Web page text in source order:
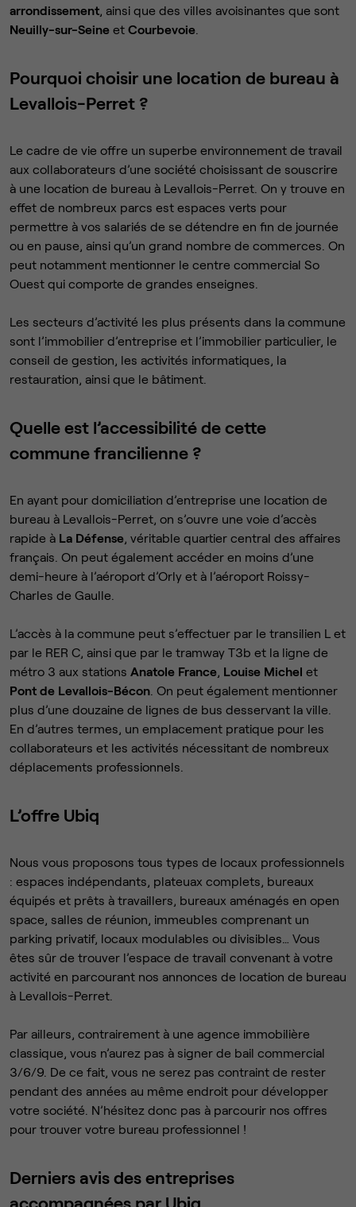
arrondissement, ainsi que des villes avoisinantes que sont
Neuilly-sur-Seine et Courbevoie
Pourquoi choisir une location de bureau à
Levallois-Perret ?
Le cadre de vie offre un superbe environnement de travail
aux collaborateurs d’une société choisissant de souscrire
à une location de bureau à Levallois-Perret. On y trouve en
effet de nombreux parcs est espaces verts pour
permettre à vos salariés de se détendre en fin de journée
ou en pause, ainsi qu’un grand nombre de commerces. On
peut notamment mentionner le centre commercial So
Ouest qui comporte de grandes enseignes.
Les secteurs d’activité les plus présents dans la commune
sont l’immobilier d’entreprise et l’immobilier particulier, le
conseil de gestion, les activités informatiques, la
restauration, ainsi que le bâtiment.
Quelle est l’accessibilité de cette
commune francilienne ?
En ayant pour domiciliation d’entreprise une location de
bureau à Levallois-Perret, on s’ouvre une voie d’accès
rapide à La Défense, véritable quartier central des affaires
français. On peut également accéder en moins d’une
demi-heure à l’aéroport d’Orly et à l’aéroport Roissy-
Charles de Gaulle.
L’accès à la commune peut s’effectuer par le transilien L et
par le RER C, ainsi que par le tramway T3b et la ligne de
métro 3 aux stations Anatole France, Louise Michel et
Pont de Levallois-Bécon . On peut également mentionner
plus d’une douzaine de lignes de bus desservant la ville.
En d’autres termes, un emplacement pratique pour les
collaborateurs et les activités nécessitant de nombreux
déplacements professionnels.
L’offre Ubiq
Nous vous proposons tous types de locaux professionnels
: espaces indépendants, plateuax complets, bureaux
équipés et prêts à travaillers, bureaux aménagés en open
space, salles de réunion, immeubles comprenant un
parking privatif, locaux modulables ou divisibles… Vous
êtes sûr de trouver l’espace de travail convenant à votre
activité en parcourant nos annonces de location de bureau
à Levallois-Perret.
Par ailleurs, contrairement à une agence immobilière
classique, vous n’aurez pas à signer de bail commercial
3/6/9. De ce fait, vous ne serez pas contraint de rester
pendant des années au même endroit pour développer
votre société. N’hésitez donc pas à parcourir nos offres
pour trouver votre bureau professionnel !
Derniers avis des entreprises
accompagnées par Ubiq